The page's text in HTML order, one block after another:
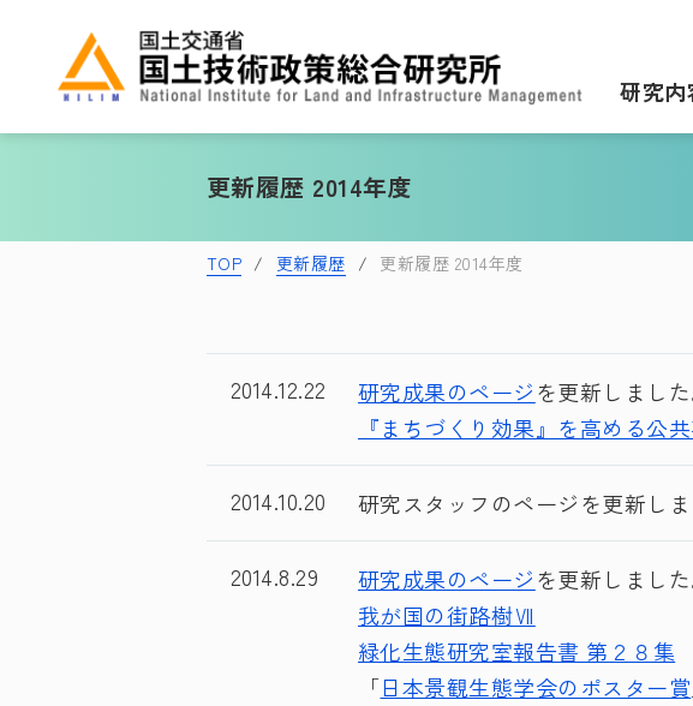
研究内
更新履歴 2014年度
TOP 更新履歴 更新履歴 2014年度
2014.12.22 研究成果のページを更新しました
『まちづくり効果』を高める公
2014.10.20 研究スタッフのページを更新しま
2014.8.29 研究成果のページを更新しました
我が国の街路樹Ⅶ
緑化生態研究室報告書 第２８集
「日本景観生態学会のポスター賞